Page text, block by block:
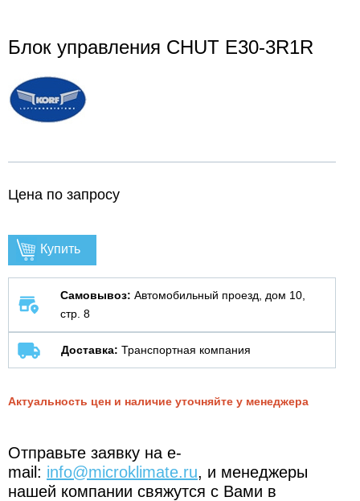
Блок управления CHUT E30-3R1R
Цена по запросу
Купить
Самовывоз: Автомобильный проезд, дом 10,
стр. 8
Доставка: Транспортная компания
Актуальность цен и наличие уточняйте у менеджера
Отправьте заявку на e-
mail: info@microklimate.ru, и менеджеры
нашей компании свяжутся с Вами в